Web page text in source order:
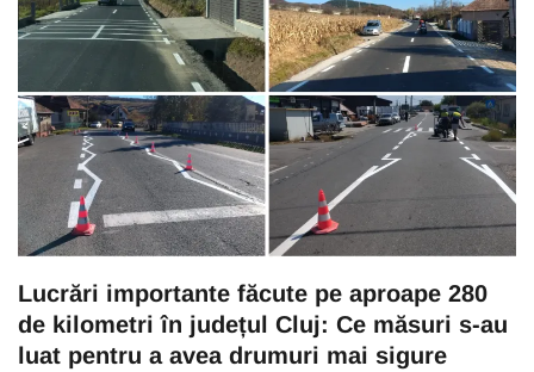
Lucrări importante făcute pe aproape 280
de kilometri în județul Cluj: Ce măsuri s-au
luat pentru a avea drumuri mai sigure